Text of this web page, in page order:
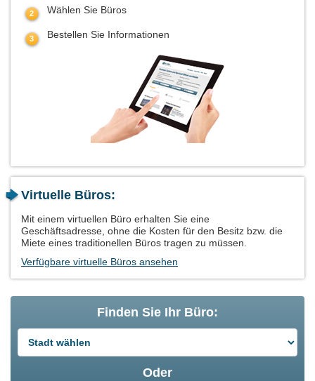
Wählen Sie Büros
Bestellen Sie Informationen
Virtuelle Büros:
Mit einem virtuellen Büro erhalten Sie eine
Geschäftsadresse, ohne die Kosten für den Besitz bzw. die
Miete eines traditionellen Büros tragen zu müssen.
Verfügbare virtuelle Büros ansehen
Finden Sie Ihr Büro:
Oder